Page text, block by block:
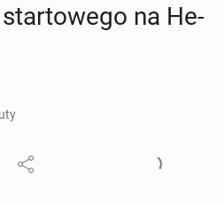
na He­